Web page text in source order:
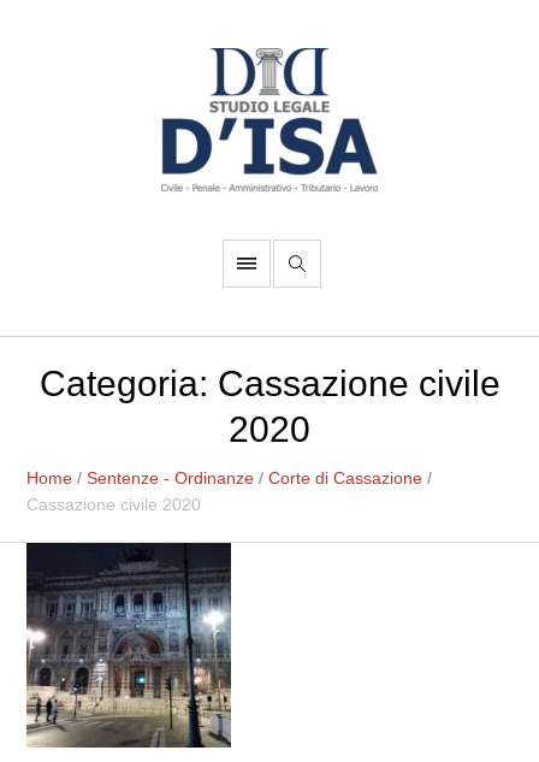
Categoria: Cassazione civile
2020
Home /Sentenze - Ordinanze /Corte di Cassazione /
Cassazione civile 2020